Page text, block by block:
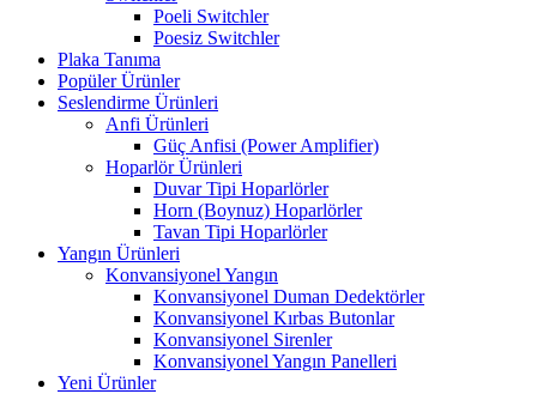
Poeli Switchler
Poesiz Switchler
Plaka Tanıma
Popüler Ürünler
Seslendirme Ürünleri
Anfi Ürünleri
Güç Anfisi (Power Amplifier)
Hoparlör Ürünleri
Duvar Tipi Hoparlörler
Horn (Boynuz) Hoparlörler
Tavan Tipi Hoparlörler
Yangın Ürünleri
Konvansiyonel Yangın
Konvansiyonel Duman Dedektörler
Konvansiyonel Kırbas Butonlar
Konvansiyonel Sirenler
Konvansiyonel Yangın Panelleri
Yeni Ürünler